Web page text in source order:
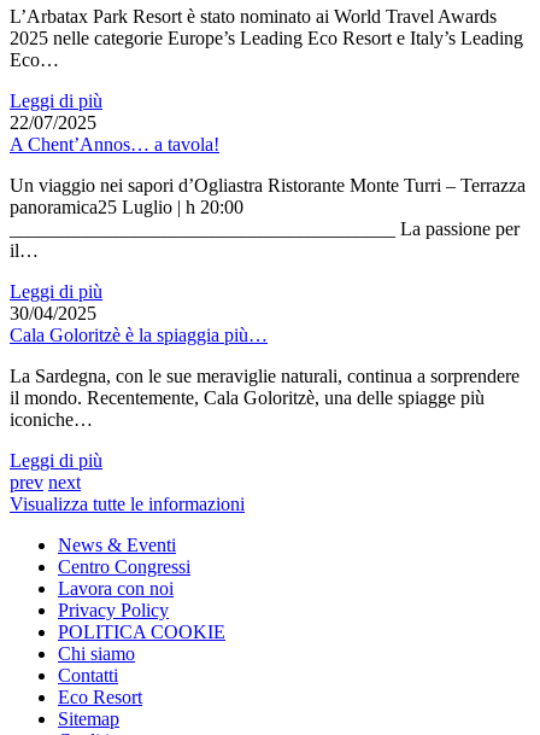
L’Arbatax Park Resort è stato nominato ai World Travel Awards
2025 nelle categorie Europe’s Leading Eco Resort e Italy’s Leading
Eco…
Leggi di più
22/07/2025
A Chent’Annos… a tavola!
Un viaggio nei sapori d’Ogliastra Ristorante Monte Turri – Terrazza
panoramica25 Luglio | h 20:00
________________________________________ La passione per
il…
Leggi di più
30/04/2025
Cala Goloritzè è la spiaggia più…
La Sardegna, con le sue meraviglie naturali, continua a sorprendere
il mondo. Recentemente, Cala Goloritzè, una delle spiagge più
iconiche…
Leggi di più
prev next
Visualizza tutte le informazioni
News & Eventi
Centro Congressi
Lavora con noi
Privacy Policy
POLITICA COOKIE
Chi siamo
Contatti
Eco Resort
Sitemap